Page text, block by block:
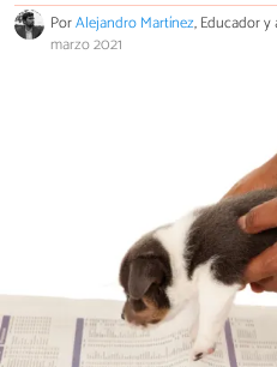
PorAlejandro Martínez, Educador
marzo 2021